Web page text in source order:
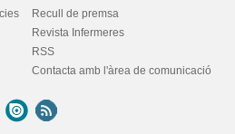
Recull de premsa
Revista Infermeres
RSS
Contacta amb l'àrea de comunicació